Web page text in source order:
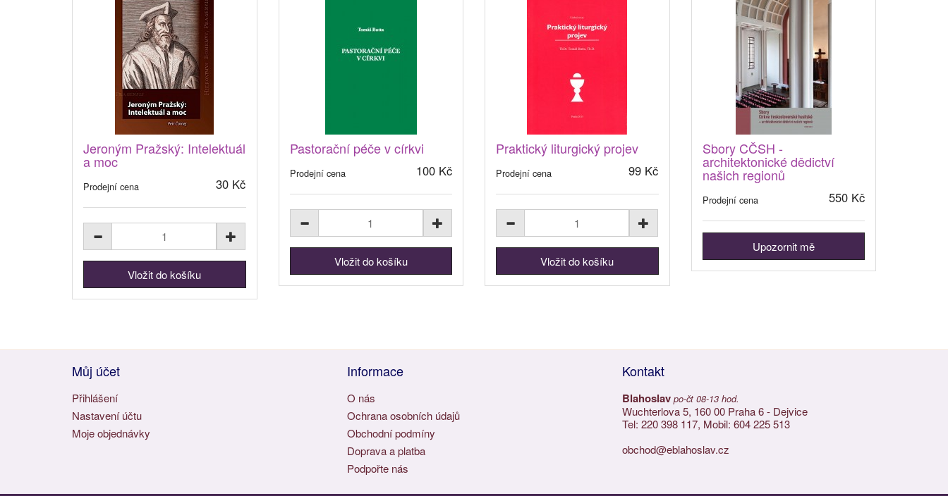
Jeroným Pražský: Intelektuál
a moc
Prodejní cena 30 Kč
Pastorační péče v církvi
Prodejní cena 100 Kč
Praktický liturgický projev
Prodejní cena 99 Kč
Sbory CČSH -
architektonické dědictví
našich regionů
Prodejní cena 550 Kč
Upozornit mě
Můj účet
Přihlášení
Nastavení účtu
Moje objednávky
Informace
O nás
Ochrana osobních údajů
Obchodní podmíny
Doprava a platba
Podpořte nás
Kontakt
Blahoslav po-čt 08-13 hod.
Wuchterlova 5, 160 00 Praha 6 - Dejvice
Tel: 220 398 117, Mobil: 604 225 513
obchod@eblahoslav.cz